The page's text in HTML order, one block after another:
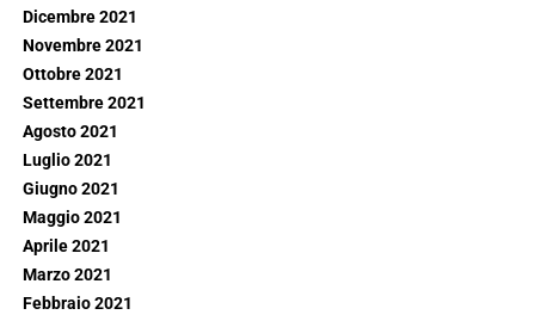
Dicembre 2021
Novembre 2021
Ottobre 2021
Settembre 2021
Agosto 2021
Luglio 2021
Giugno 2021
Maggio 2021
Aprile 2021
Marzo 2021
Febbraio 2021